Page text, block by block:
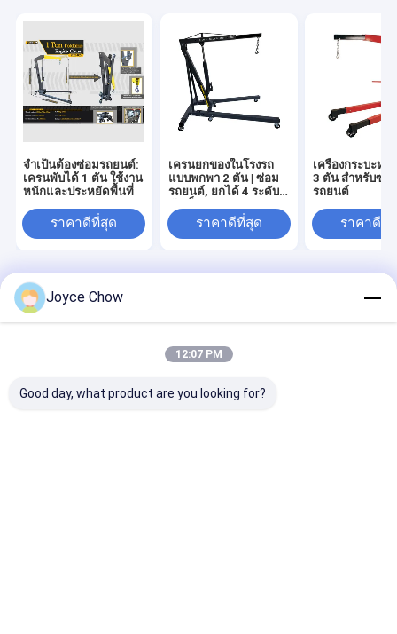
จําเป็นต้องซ่อมรถยนต์:
เครนพับได้ 1 ตัน ใช้งาน
หนักและประหยัดพื้นที่
ราคาดีที่สุด
เครนยกของในโรงรถ
แบบพกพา 2 ตัน | ซ่อม
รถยนต์, ยกได้ 4 ระดับ,
ราคาดีที่สุด
เครื่องกระบะห
3 ตัน สําหรับซ่อ
รถยนต์
ราคาดีที่
บ้าน เกี่ยวกับเรา
โรงงานในประเทศจีน.Copyright © 2026
Jiaxing Yeeda International Co.,Ltd. All Rights Reserved.
Joyce Chow
12:07 PM
Good day, what product are you looking for?